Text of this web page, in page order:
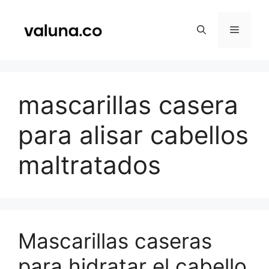
contenido
Menú
mascarillas casera
para alisar cabellos
maltratados
Mascarillas caseras